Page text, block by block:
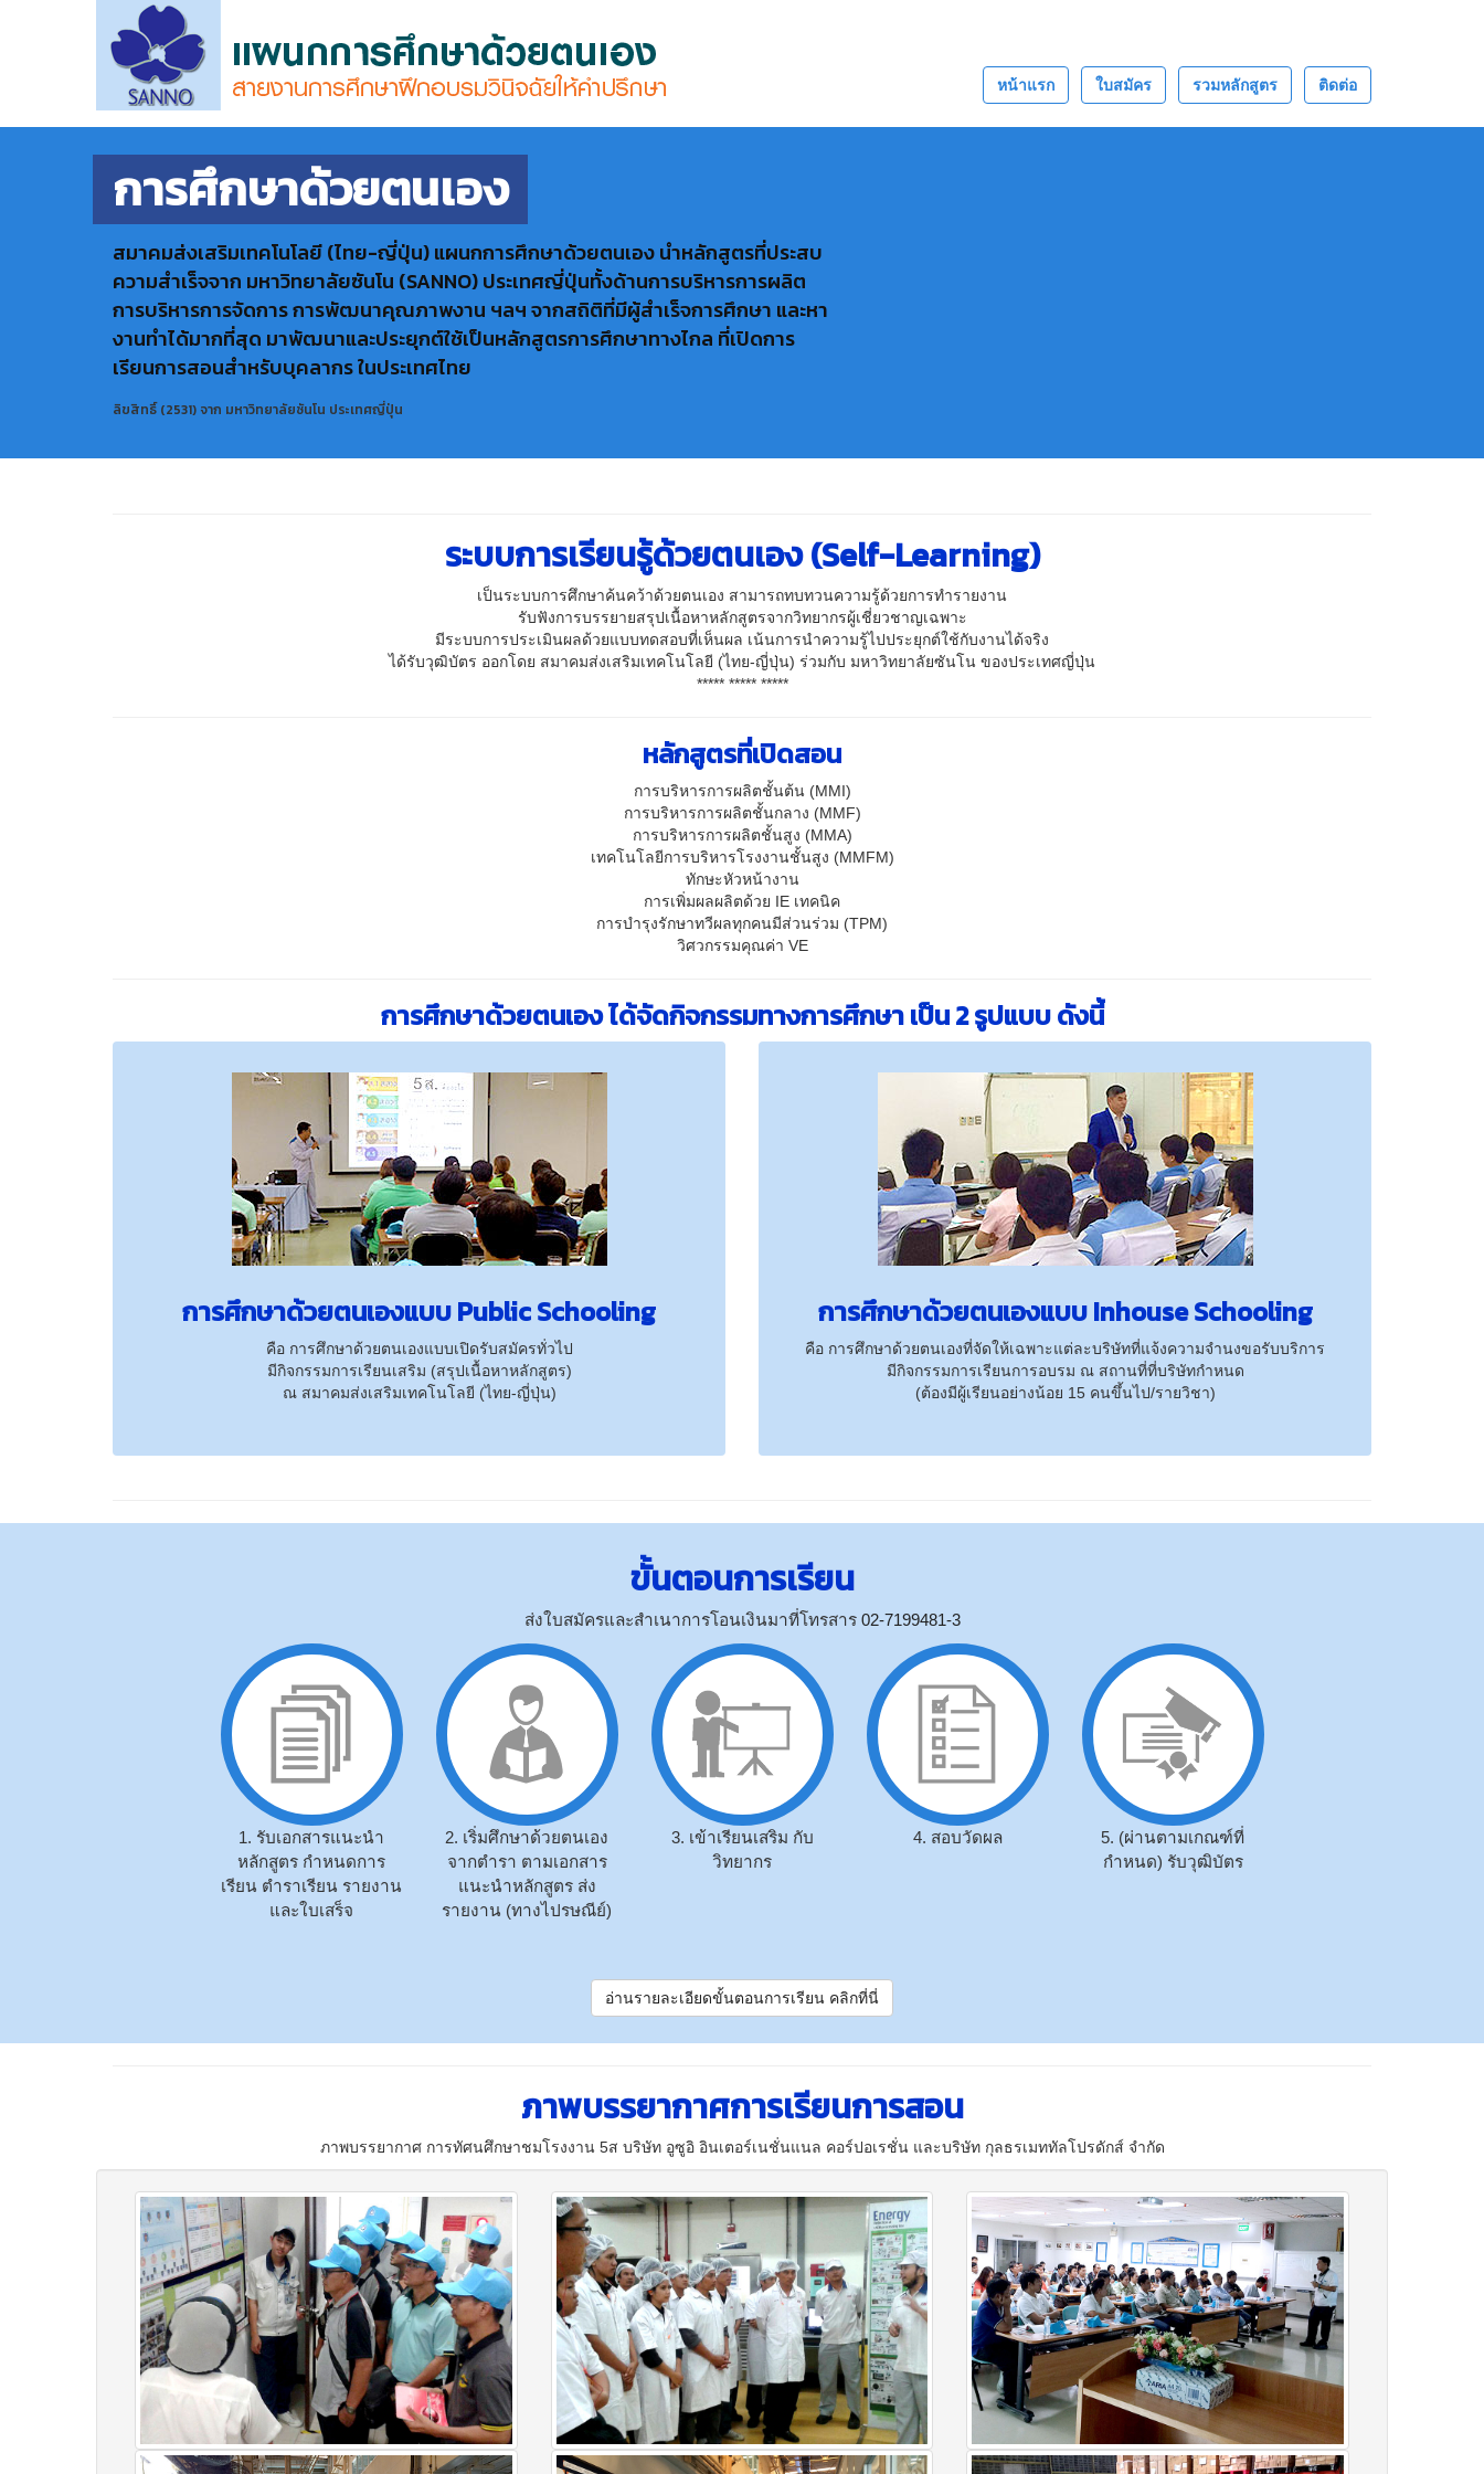
หน้าแรก ใบสมัคร รวมหลักสูตร ติดต่อ
การศึกษาด้วยตนเอง
สมาคมส่งเสริมเทคโนโลยี (ไทย-ญี่ปุ่น) แผนกการศึกษาด้วยตนเอง นำหลักสูตรที่ประสบ
ความสำเร็จจาก มหาวิทยาลัยซันโน (SANNO) ประเทศญี่ปุ่นทั้งด้านการบริหารการผลิต
การบริหารการจัดการ การพัฒนาคุณภาพงาน ฯลฯ จากสถิติที่มีผู้สำเร็จการศึกษา และหา
งานทำได้มากที่สุด มาพัฒนาและประยุกต์ใช้เป็นหลักสูตรการศึกษาทางไกล ที่เปิดการ
เรียนการสอนสำหรับบุคลากร ในประเทศไทย
ลิขสิทธิ์ (2531) จาก มหาวิทยาลัยซันโน ประเทศญี่ปุ่น
ระบบการเรียนรู้ด้วยตนเอง (Self-Learning)
เป็นระบบการศึกษาค้นคว้าด้วยตนเอง สามารถทบทวนความรู้ด้วยการทำรายงาน
รับฟังการบรรยายสรุปเนื้อหาหลักสูตรจากวิทยากรผู้เชี่ยวชาญเฉพาะ
มีระบบการประเมินผลด้วยแบบทดสอบที่เห็นผล เน้นการนำความรู้ไปประยุกต์ใช้กับงานได้จริง
ได้รับวุฒิบัตร ออกโดย สมาคมส่งเสริมเทคโนโลยี (ไทย-ญี่ปุ่น) ร่วมกับ มหาวิทยาลัยซันโน ของประเทศญี่ปุ่น
***** ***** *****
หลักสูตรที่เปิดสอน
การบริหารการผลิตชั้นต้น (MMI)
การบริหารการผลิตชั้นกลาง (MMF)
การบริหารการผลิตชั้นสูง (MMA)
เทคโนโลยีการบริหารโรงงานชั้นสูง (MMFM)
ทักษะหัวหน้างาน
การเพิ่มผลผลิตด้วย IE เทคนิค
การบำรุงรักษาทวีผลทุกคนมีส่วนร่วม (TPM)
วิศวกรรมคุณค่า VE
การศึกษาด้วยตนเอง ได้จัดกิจกรรมทางการศึกษา เป็น 2 รูปแบบ ดังนี้
การศึกษาด้วยตนเองแบบ Public Schooling
คือ การศึกษาด้วยตนเองแบบเปิดรับสมัครทั่วไป
มีกิจกรรมการเรียนเสริม (สรุปเนื้อหาหลักสูตร)
ณ สมาคมส่งเสริมเทคโนโลยี (ไทย-ญี่ปุ่น)
การศึกษาด้วยตนเองแบบ Inhouse Schooling
คือ การศึกษาด้วยตนเองที่จัดให้เฉพาะแต่ละบริษัทที่แจ้งความจำนงขอรับบริการ
มีกิจกรรมการเรียนการอบรม ณ สถานที่ที่บริษัทกำหนด
(ต้องมีผู้เรียนอย่างน้อย 15 คนขึ้นไป/รายวิชา)
ขั้นตอนการเรียน
ส่งใบสมัครและสำเนาการโอนเงินมาที่โทรสาร 02-7199481-3
1. รับเอกสารแนะนำ
หลักสูตร กำหนดการ
เรียน ตำราเรียน รายงาน
และใบเสร็จ
2. เริ่มศึกษาด้วยตนเอง
จากตำรา ตามเอกสาร
แนะนำหลักสูตร ส่ง
รายงาน (ทางไปรษณีย์)
3. เข้าเรียนเสริม กับ
วิทยากร
4. สอบวัดผล
5. (ผ่านตามเกณฑ์ที่
กำหนด) รับวุฒิบัตร
อ่านรายละเอียดขั้นตอนการเรียน คลิกที่นี่
ภาพบรรยากาศการเรียนการสอน
ภาพบรรยากาศ การทัศนศึกษาชมโรงงาน 5ส บริษัท อูซูอิ อินเตอร์เนชั่นแนล คอร์ปอเรชั่น และบริษัท กุลธรเมททัลโปรดักส์ จำกัด